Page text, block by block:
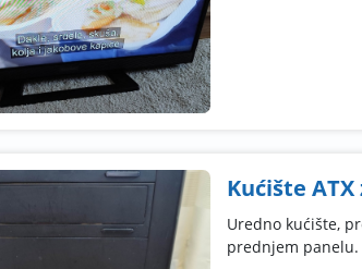
Kućište
Uredno kućište,
prednjem panelu.